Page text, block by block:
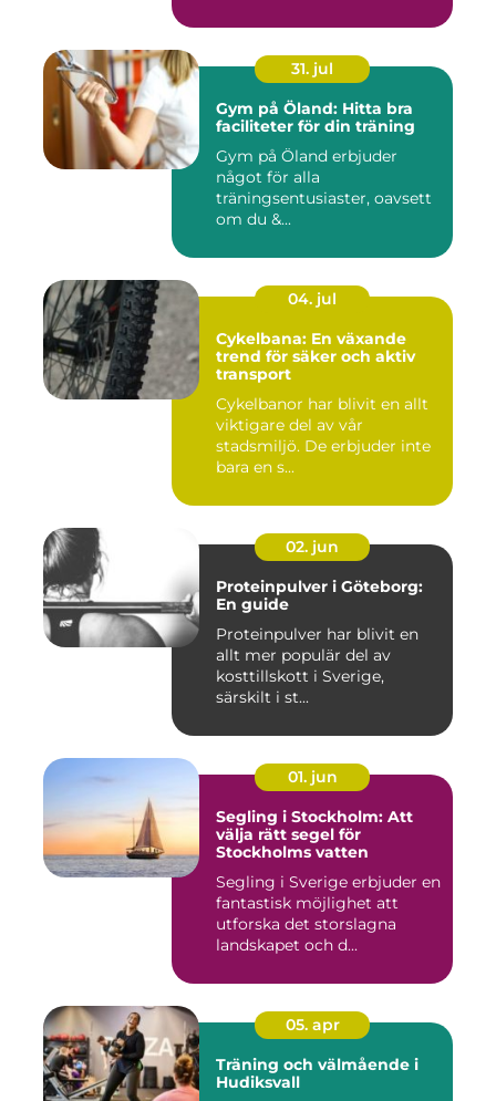
31. jul
Gym på Öland: Hitta bra
faciliteter för din träning
Gym på Öland erbjuder
något för alla
träningsentusiaster, oavsett
om du &...
04. jul
Cykelbana: En växande
trend för säker och aktiv
transport
Cykelbanor har blivit en allt
viktigare del av vår
stadsmiljö. De erbjuder inte
bara en s...
02. jun
Proteinpulver i Göteborg:
En guide
Proteinpulver har blivit en
allt mer populär del av
kosttillskott i Sverige,
särskilt i st...
01. jun
Segling i Stockholm: Att
välja rätt segel för
Stockholms vatten
Segling i Sverige erbjuder en
fantastisk möjlighet att
utforska det storslagna
landskapet och d...
05. apr
Träning och välmående i
Hudiksvall